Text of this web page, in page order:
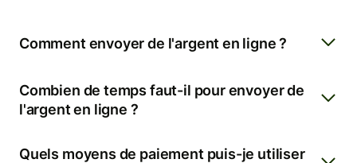
Comment envoyer de l'argent en ligne ?
Combien de temps faut-il pour envoyer de
l'argent en ligne ?
Quels moyens de paiement puis-je utiliser